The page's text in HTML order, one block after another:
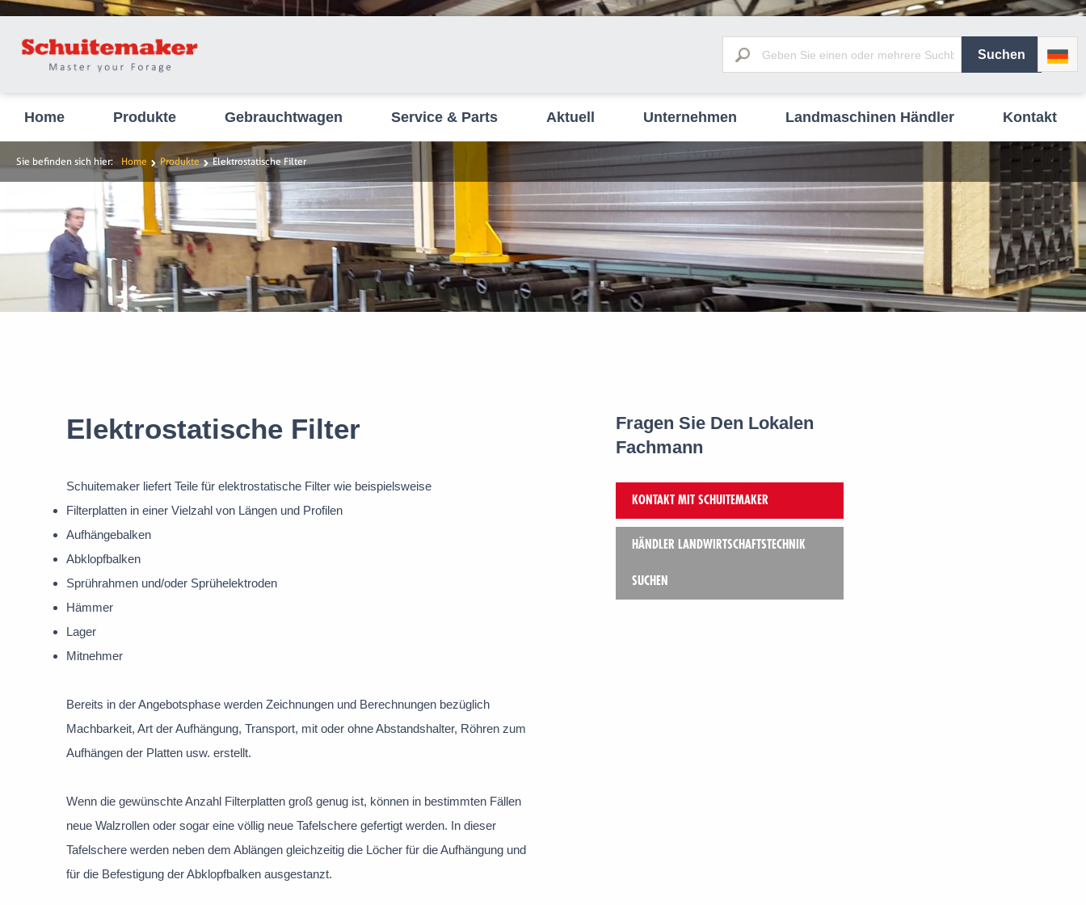
Home Produkte Gebrauchtwagen Service & Parts Aktuell Unternehmen Landmaschinen Händler Kontakt
Sie befinden sich hier: Home Produkte Elektrostatische Filter
Elektrostatische Filter
Schuitemaker liefert Teile für elektrostatische Filter wie beispielsweise
Filterplatten in einer Vielzahl von Längen und Profilen
Aufhängebalken
Abklopfbalken
Sprührahmen und/oder Sprühelektroden
Hämmer
Lager
Mitnehmer
Bereits in der Angebotsphase werden Zeichnungen und Berechnungen bezüglich
Machbarkeit, Art der Aufhängung, Transport, mit oder ohne Abstandshalter, Röhren zum
Aufhängen der Platten usw. erstellt.
Wenn die gewünschte Anzahl Filterplatten groß genug ist, können in bestimmten Fällen
neue Walzrollen oder sogar eine völlig neue Tafelschere gefertigt werden. In dieser
Tafelschere werden neben dem Ablängen gleichzeitig die Löcher für die Aufhängung und
für die Befestigung der Abklopfbalken ausgestanzt.
Fragen Sie Den Lokalen
Fachmann
KONTAKT MIT SCHUITEMAKER
HÄNDLER LANDWIRTSCHAFTSTECHNIK
SUCHEN